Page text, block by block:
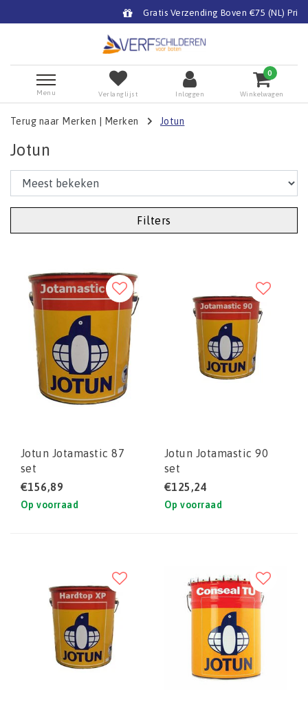
Gratis Verzending Boven €75 (NL) Prijzen zijn inclusief BTW
Menu Verlanglijst Inloggen
0
Winkelwagen
Terug naar Merken Merken Jotun
Jotun
Filters
Jotun Jotamastic 87
set
€156,89
Op voorraad
Jotun Jotamastic 90
set
€125,24
Op voorraad